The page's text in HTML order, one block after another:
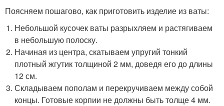
Поясняем пошагово, как приготовить изделие из ваты:
Небольшой кусочек ваты разрыхляем и растягиваем
в небольшую полоску.
Начиная из центра, скатываем упругий тонкий
плотный жгутик толщиной 2 мм, доведя его до длины
12 см.
Складываем пополам и перекручиваем между собой
концы. Готовые корпии не должны быть толще 4 мм.